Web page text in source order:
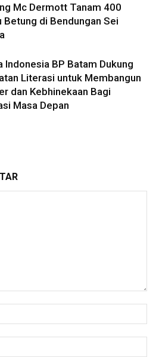
Mc Dermott Tanam 400
Betung di Bendungan Sei
Indonesia BP Batam Dukung
Literasi untuk Membangun
dan Kebhinekaan Bagi
Masa Depan